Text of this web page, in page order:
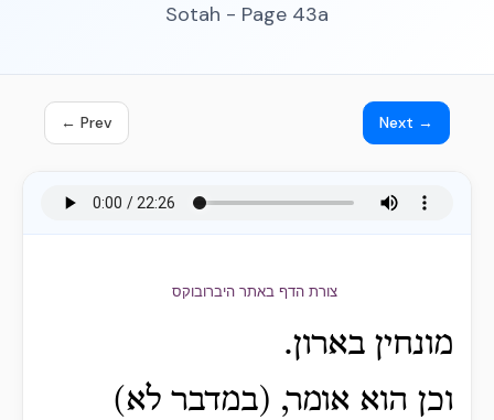
Sotah - Page 43a
← Prev Next →
צורת הדף באתר היברובוקס
מונחין בארון.
וכן הוא אומר, (במדבר לא)